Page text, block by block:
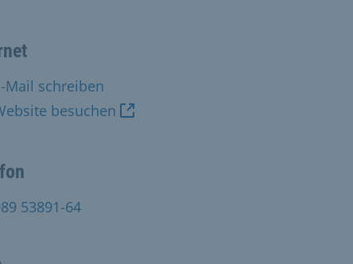
Mail schreiben
besuchen
53891-64